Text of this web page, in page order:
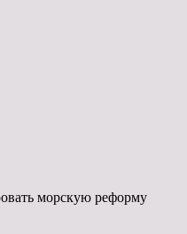
морскую реформу